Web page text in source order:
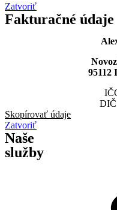
Zatvoriť
Fakturačné údaje
95112
Skopírovať údaje
Zatvoriť
Naše
služby